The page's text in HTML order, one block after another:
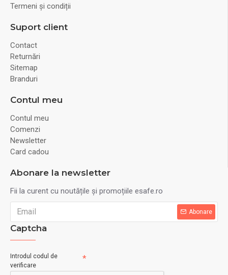
Termeni și condiții
Suport client
Contact
Returnări
Sitemap
Branduri
Contul meu
Contul meu
Comenzi
Newsletter
Card cadou
Abonare la newsletter
Fii la curent cu noutățile și promoțiile esafe.ro
Abonare
Captcha
Introdul codul de
verificare